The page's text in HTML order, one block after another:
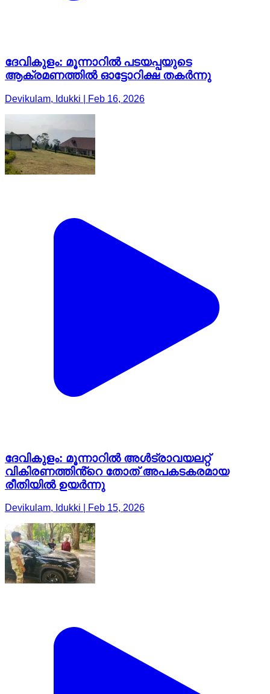
ദേവികുളം: മൂന്നാറിൽ പടയപ്പയുടെ
ആക്രമണത്തിൽ ഓട്ടോറിക്ഷ തകർന്നു
Devikulam, Idukki | Feb 16, 2026
ദേവികുളം: മൂന്നാറിൽ അൾട്രാവയലറ്റ്
വികിരണത്തിൻ്റെ തോത് അപകടകരമായ
രീതിയിൽ ഉയർന്നു
Devikulam, Idukki | Feb 15, 2026